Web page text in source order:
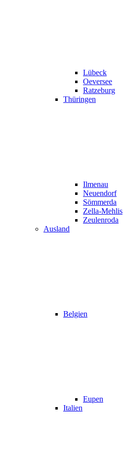
Lübeck
Oeversee
Ratzeburg
Thüringen
Ilmenau
Neuendorf
Sömmerda
Zella-Mehlis
Zeulenroda
Ausland
Belgien
Eupen
Italien